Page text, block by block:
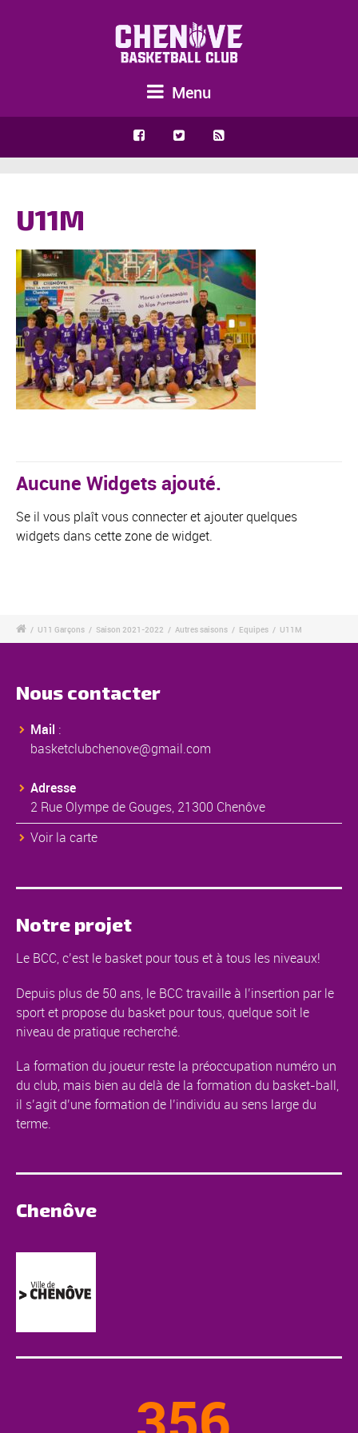
Menu
U11M
Aucune Widgets ajouté.
Se il vous plaît vous connecter et ajouter quelques
widgets dans cette zone de widget.
/ U11 Garçons / Saison 2021-2022 / Autres saisons / Equipes / U11M
Nous contacter
Mail :
basketclubchenove@gmail.com
Adresse
2 Rue Olympe de Gouges, 21300 Chenôve
Voir la carte
Notre projet
Le BCC, c’est le basket pour tous et à tous les niveaux!
Depuis plus de 50 ans, le BCC travaille à l’insertion par le
sport et propose du basket pour tous, quelque soit le
niveau de pratique recherché.
La formation du joueur reste la préoccupation numéro un
du club, mais bien au delà de la formation du basket-ball,
il s’agit d’une formation de l’individu au sens large du
terme.
Chenôve